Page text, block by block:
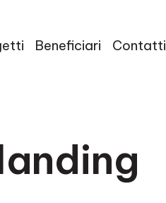
Beneficiari Contatti